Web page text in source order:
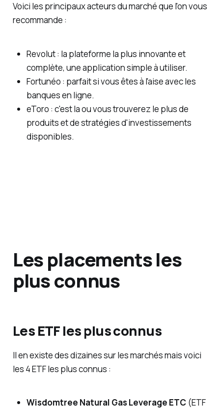
Voici les principaux acteurs du marché que l'on vous
recommande :
Revolut : la plateforme la plus innovante et
complète, une application simple à utiliser.
Fortunéo : parfait si vous êtes à l'aise avec les
banques en ligne.
eToro : c'est la ou vous trouverez le plus de
produits et de stratégies d'investissements
disponibles.
Les placements les
plus connus
Les ETF les plus connus
Il en existe des dizaines sur les marchés mais voici
les 4 ETF les plus connus :
Wisdomtree Natural Gas Leverage ETC(ETF